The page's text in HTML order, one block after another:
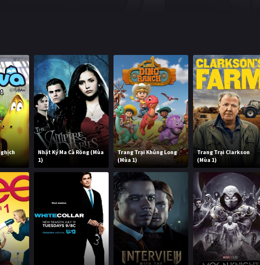
Nhật Ký Ma Cà Rồng (Mùa
1)
Trang Trại Khủng Long
(Mùa 1)
Trang Trại Clarkson
(Mùa 1)